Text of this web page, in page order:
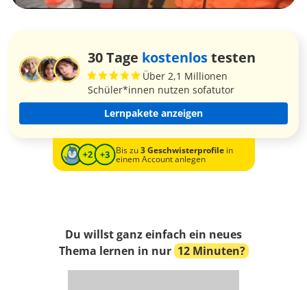
30 Tage kostenlostesten
Über 2,1 Millionen
Schüler*innen nutzen sofatutor
Lernpakete anzeigen
Bis zu3 Geschwisterprofilein
einem Account anlegen
Du willst ganz einfach ein neues
Thema lernen in nur 12 Minuten?